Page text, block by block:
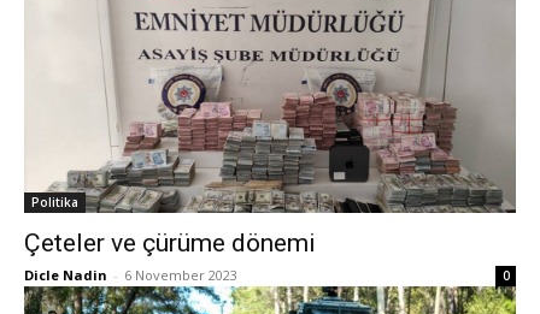
Politika
Çeteler ve çürüme dönemi
Dicle Nadin - 6 November 2023 0